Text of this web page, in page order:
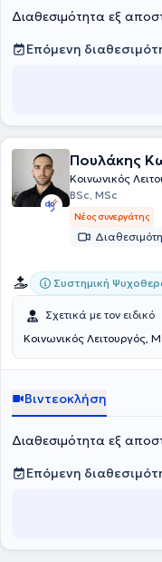
Υποστήριξης.
Διαθεσιμότητα εξ
Επόμενη
Πουλάκης
Κοινωνικός
BSc, MSc
Νέος συνεργάτης
Συστημική
Σχετικά με τον ειδικό
Βιντεοκλήση
Διαθεσιμότητα εξ
Επόμενη